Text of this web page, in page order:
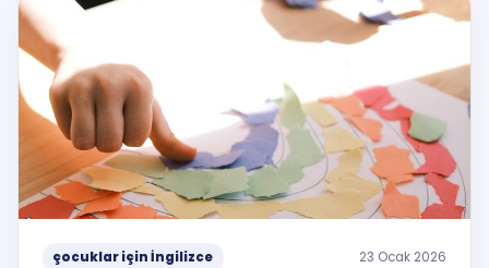
çocuklar için İngilizce 23 Ocak 2026